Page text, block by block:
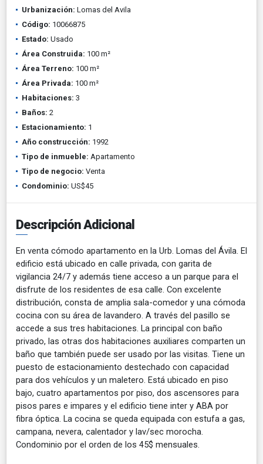
Urbanización: Lomas del Avila
Código: 10066875
Estado: Usado
Área Construida: 100 m²
Área Terreno: 100 m²
Área Privada: 100 m²
Habitaciones: 3
Baños: 2
Estacionamiento: 1
Año construcción: 1992
Tipo de inmueble: Apartamento
Tipo de negocio: Venta
Condominio: US$45
Descripción Adicional
En venta cómodo apartamento en la Urb. Lomas del Ávila. El
edificio está ubicado en calle privada, con garita de
vigilancia 24/7 y además tiene acceso a un parque para el
disfrute de los residentes de esa calle. Con excelente
distribución, consta de amplia sala-comedor y una cómoda
cocina con su área de lavandero. A través del pasillo se
accede a sus tres habitaciones. La principal con baño
privado, las otras dos habitaciones auxiliares comparten un
baño que también puede ser usado por las visitas. Tiene un
puesto de estacionamiento destechado con capacidad
para dos vehículos y un maletero. Está ubicado en piso
bajo, cuatro apartamentos por piso, dos ascensores para
pisos pares e impares y el edificio tiene inter y ABA por
fibra óptica. La cocina se queda equipada con estufa a gas,
campana, nevera, calentador y lav/sec morocha.
Condominio por el orden de los 45$ mensuales.